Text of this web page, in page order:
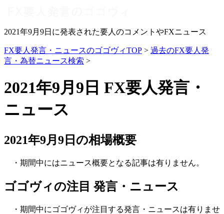
2021年9月9日に発表された要人のコメントやFXニュース
FX要人発言・ニュースのゴゴヴィTOP > 過去のFX要人発
言・為替ニュース検索 >
2021年9月9日 FX要人発言・
ニュース
2021年9月9日の相場概要
・期間中にはニュース概要となる記事は有りません。
ゴゴヴィの注目 発言・ニュース
・期間中にゴゴヴィが注目する発言・ニュースは有りませ